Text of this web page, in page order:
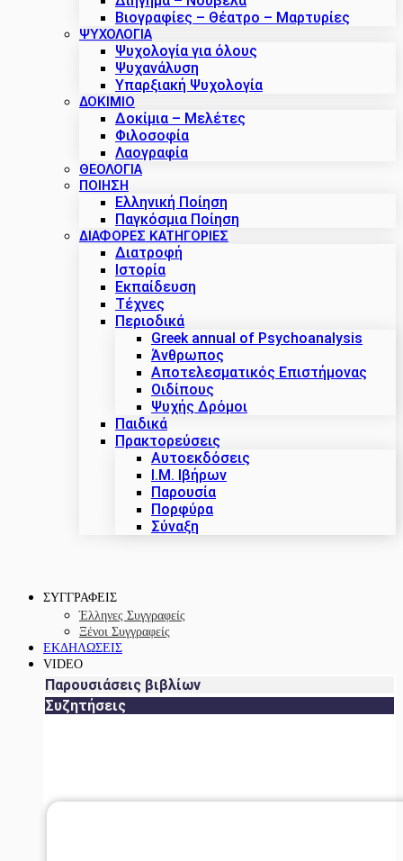
Βιογραφίες – Θέατρο – Μαρτυρίες
ΨΥΧΟΛΟΓΙΑ
Ψυχολογία για όλους
Ψυχανάλυση
Υπαρξιακή Ψυχολογία
ΔΟΚΊΜΙΟ
Δοκίμια – Μελέτες
Φιλοσοφία
Λαογραφία
ΘΕΟΛΟΓΙΑ
ΠΟΙΗΣΗ
Ελληνική Ποίηση
Παγκόσμια Ποίηση
ΔΙΑΦΟΡΕΣ ΚΑΤΗΓΟΡΙΕΣ
Διατροφή
Ιστορία
Εκπαίδευση
Τέχνες
Περιοδικά
Greek annual of Psychoanalysis
Άνθρωπος
Αποτελεσματικός Επιστήμονας
Οιδίπους
Ψυχής Δρόμοι
Παιδικά
Πρακτoρεύσεις
Αυτοεκδόσεις
Ι.Μ. Ιβήρων
Παρουσία
Πορφύρα
Σύναξη
ΣΥΓΓΡΑΦΕΙΣ
Έλληνες Συγγραφείς
Ξένοι Συγγραφείς
ΕΚΔΗΛΩΣΕΙΣ
VIDEO
Παρουσιάσεις βιβλίων
Συζητήσεις